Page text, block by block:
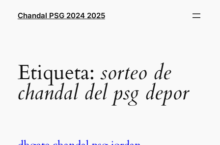
Chandal PSG 2024 2025
Etiqueta: sorteo de
chandal del psg depor